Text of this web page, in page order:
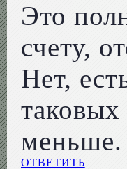
Это
счету,
Нет,
меньше.
ОТВЕТИТЬ